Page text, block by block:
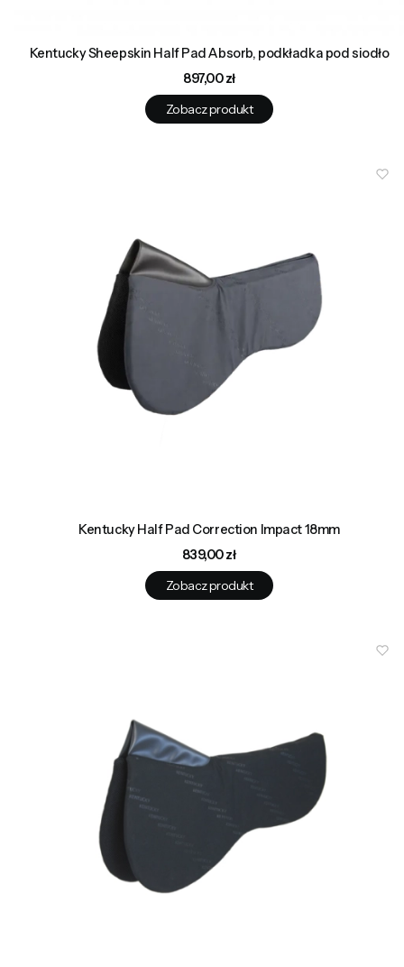
Kentucky Sheepskin Half Pad Absorb, podkładka pod siodło
Cena
897,00 zł
Zobacz produkt
Kentucky Half Pad Correction Impact 18mm
Cena
839,00 zł
Zobacz produkt